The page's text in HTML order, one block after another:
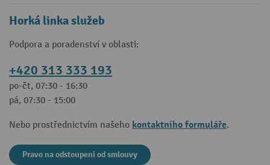
Horká linka služeb
Podpora a poradenství v oblasti:
+420 313 333 193
po-čt, 07:30 - 16:30
pá, 07:30 - 15:00
Nebo prostřednictvím našeho kontaktního formuláře.
Pravo na odstoupeni od smlouvy